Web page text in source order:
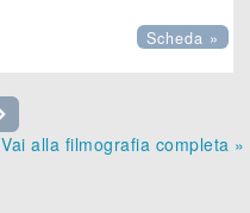
Scheda »
Vai alla filmografia completa »